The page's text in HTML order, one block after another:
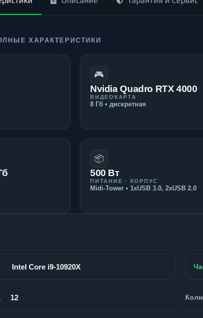
ХАРАКТЕРИСТИКИ
🎮
Nvidia Quadro RTX 4000
ВИДЕОКАРТА
8 Гб • дискретная
📦
500 Вт
ПИТАНИЕ · КОРПУС
Midi-Tower • 1xUSB 3.0, 2xUSB 2.0
Intel Core i9-10920X
12